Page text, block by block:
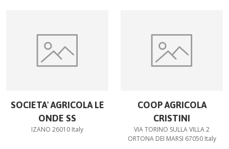
SOCIETA' AGRICOLA LE
ONDE SS
IZANO 26010 Italy
COOP AGRICOLA
CRISTINI
VIA TORINO SULLA VILLA 2
ORTONA DEI MARSI 67050 Italy